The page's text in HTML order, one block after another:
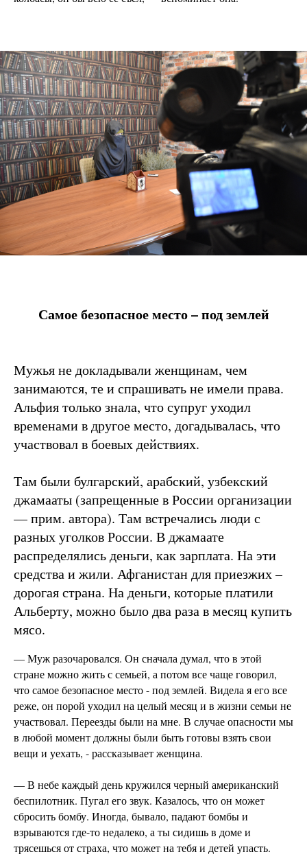
Самое безопасное место – под землей
Мужья не докладывали женщинам, чем
занимаются, те и спрашивать не имели права.
Альфия только знала, что супруг уходил
временами в другое место, догадывалась, что
участвовал в боевых действиях.
Там были булгарский, арабский, узбекский
джамааты (запрещенные в России организации
— прим. автора). Там встречались люди с
разных уголков России. В джамаате
распределялись деньги, как зарплата. На эти
средства и жили. Афганистан для приезжих –
дорогая страна. На деньги, которые платили
Альберту, можно было два раза в месяц купить
мясо.
— Муж разочаровался. Он сначала думал, что в этой
стране можно жить с семьей, а потом все чаще говорил,
что самое безопасное место - под землей. Видела я его все
реже, он порой уходил на целый месяц и в жизни семьи не
участвовал. Переезды были на мне. В случае опасности мы
в любой момент должны были быть готовы взять свои
вещи и уехать, - рассказывает женщина.
— В небе каждый день кружился черный американский
беспилотник. Пугал его звук. Казалось, что он может
сбросить бомбу. Иногда, бывало, падают бомбы и
взрываются где-то недалеко, а ты сидишь в доме и
трясешься от страха, что может на тебя и детей упасть.